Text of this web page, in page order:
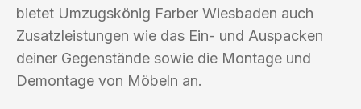
bietet Umzugskönig Farber Wiesbaden auch
Zusatzleistungen wie das Ein- und Auspacken
deiner Gegenstände sowie die Montage und
Demontage von Möbeln an.